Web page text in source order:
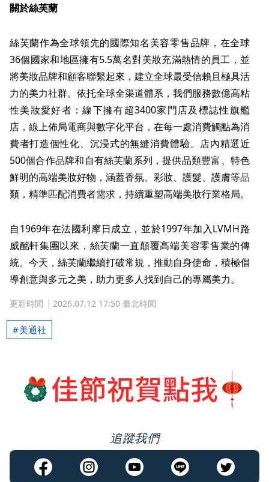
關於絲芙蘭
絲芙蘭作為全球領先的國際知名美容零售品牌，在全球
36個國家和地區擁有5.5萬名對美妝充滿熱情的員工，並
將美妝品牌和顧客聯繫起來，建立全球最受信賴且極具活
力的美力社群。依托全球全渠道體系，我們服務數億高粘
性美妝愛好者：線下擁有超3400家門店及標誌性旗艦
店，線上佈局電商與數字化平台，在每一處消費觸點為消
費者打造個性化、沉浸式的無縫消費體驗。店內精選近
500個合作品牌和自有絲芙蘭系列，提供品類豐富、特色
鮮明的高端美妝好物，涵蓋香氛、彩妝、護髮、護膚等品
類，精準匹配消費者需求，持續重塑高端美妝行業格局。
自1969年在法國利摩日成立，並於1997年加入LVMH路
威酩軒集團以來，絲芙蘭一直顛覆高端美容零售業的傳
統。今天，絲芙蘭繼續打破常規，推動自身使命，積極倡
導創意與多元之美，助力更多人找到自己的專屬美力。
更新時間 2026.07.12 17:50 臺北時間
美通社
追蹤我們